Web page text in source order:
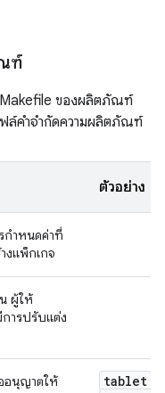
ฑ์
ของผลิตภัณฑ์
ล์คำจำกัดความผลิตภัณฑ์
ตัวอย่าง
กำหนดค่าที่
งแพ็กเกจ
ผู้ให้
ารปรับแต่ง
อนุญาตให้
tablet